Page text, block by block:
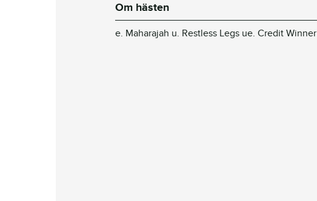
Om hästen
e. Maharajah u. Restless Legs ue. Credit Winner